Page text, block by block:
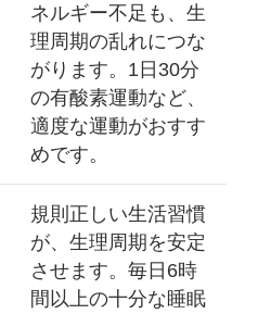
ネルギー不足も、生
理周期の乱れにつな
がります。1日30分
の有酸素運動など、
適度な運動がおすす
めです。
規則正しい生活習慣
が、生理周期を安定
させます。毎日6時
間以上の十分な睡眠